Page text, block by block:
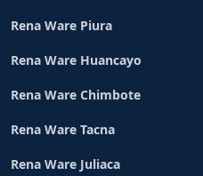
Rena Ware Piura
Rena Ware Huancayo
Rena Ware Chimbote
Rena Ware Tacna
Rena Ware Juliaca